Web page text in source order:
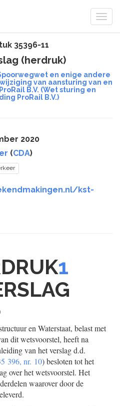
35396-11
(herdruk)
en enige andere
van aansturing van en
B.V. (Wet sturing en
ProRail B.V.)
2020
(CDA)
kst-
1
en Waterstaat, belast met
dit wetsvoorstel, heeft na
van het verslag d.d.
396, nr. 10) besloten tot het
over het wetsvoorstel. Het
waarover door de